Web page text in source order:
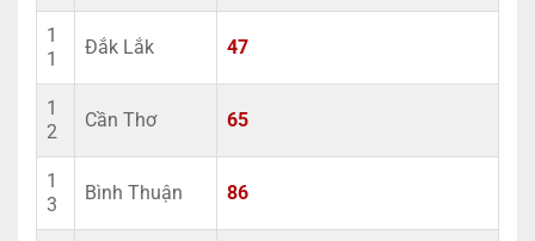
1
1
Đắk Lắk 47
1
2
Cần Thơ 65
1
3
Bình Thuận 86